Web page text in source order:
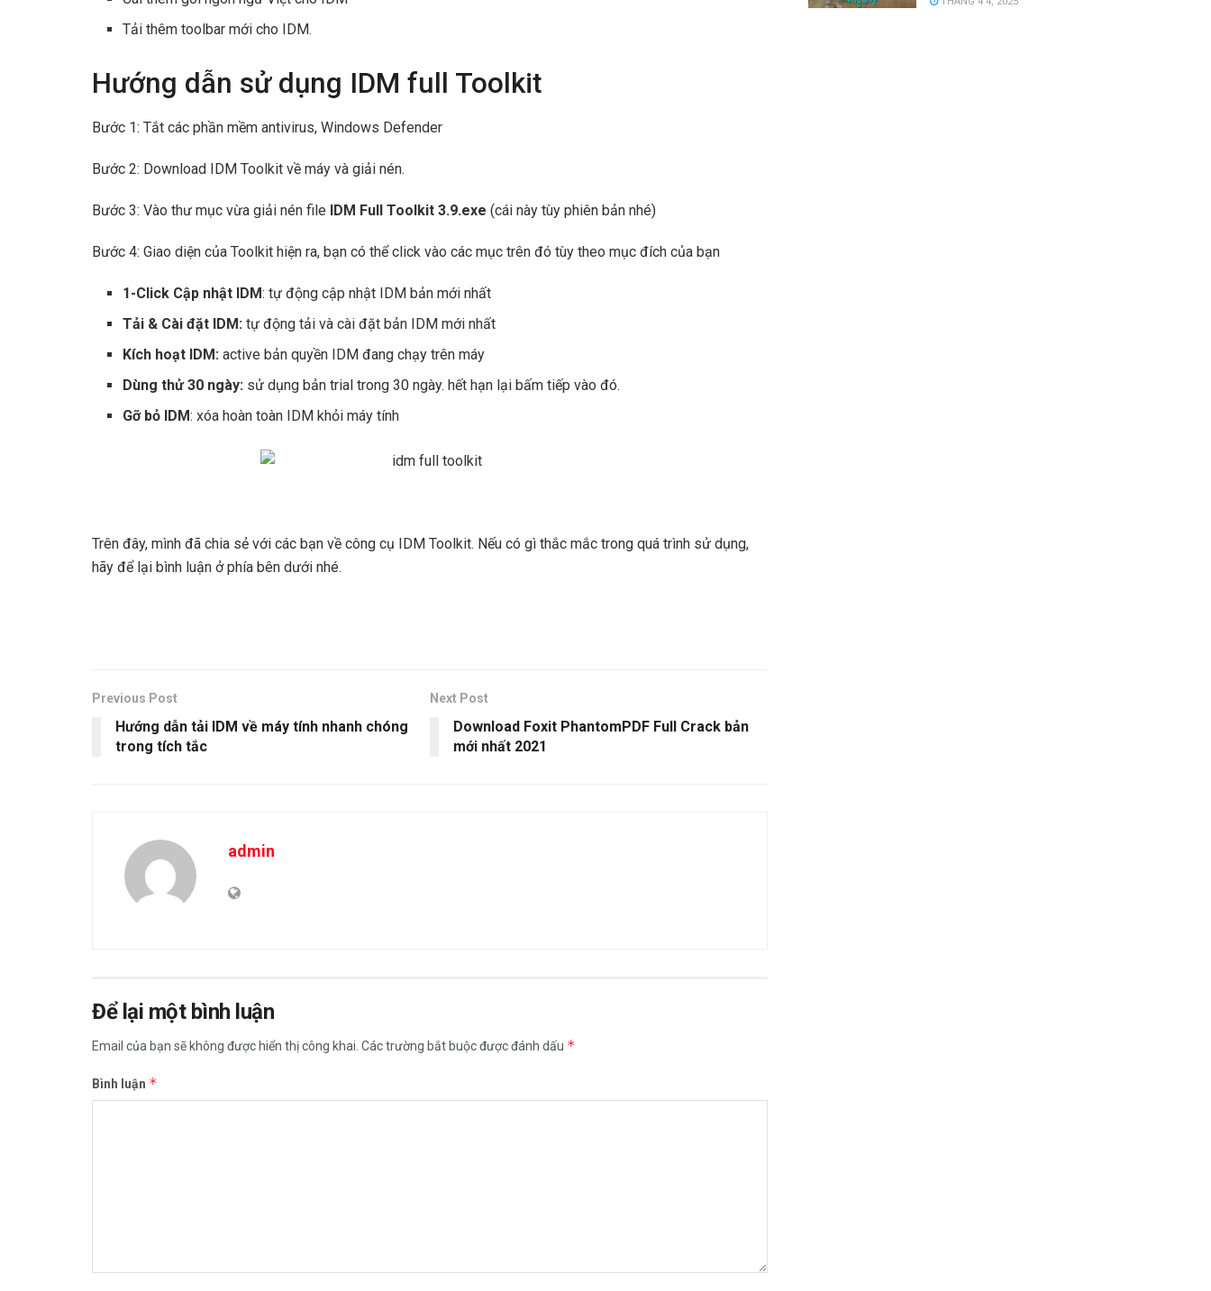
Tải thêm toolbar mới cho IDM.
Hướng dẫn sử dụng IDM full Toolkit
Bước 1: Tắt các phần mềm antivirus, Windows Defender
Bước 2: Download IDM Toolkit về máy và giải nén.
Bước 3: Vào thư mục vừa giải nén file IDM Full Toolkit 3.9.exe (cái này tùy phiên bản nhé)
Bước 4: Giao diện của Toolkit hiện ra, bạn có thể click vào các mục trên đó tùy theo mục đích của bạn
1-Click Cập nhật IDM: tự động cập nhật IDM bản mới nhất
Tải & Cài đặt IDM:tự động tải và cài đặt bản IDM mới nhất
Kích hoạt IDM:active bản quyền IDM đang chạy trên máy
Dùng thử 30 ngày: sử dụng bản trial trong 30 ngày. hết hạn lại bấm tiếp vào đó.
Gỡ bỏ IDM: xóa hoàn toàn IDM khỏi máy tính
Trên đây, mình đã chia sẻ với các bạn về công cụ IDM Toolkit. Nếu có gì thắc mắc trong quá trình sử dụng,
hãy để lại bình luận ở phía bên dưới nhé.
Previous Post
Hướng dẫn tải IDM về máy tính nhanh chóng
trong tích tắc
Next Post
Download Foxit PhantomPDF Full Crack bản
mới nhất 2021
admin
Để lại một bình luận
Email của bạn sẽ không được hiển thị công khai. Các trường bắt buộc được đánh dấu *
Bình luận *